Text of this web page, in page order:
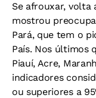
Se afrouxar, volta
mostrou
Pará, que tem o
País. Nos últimos
Piauí, Acre,
indicadores
ou superiores a